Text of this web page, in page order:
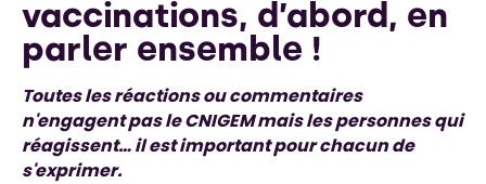
vaccinations, d’abord, en
parler ensemble !
Toutes les réactions ou commentaires
n'engagent pas le CNIGEM mais les personnes qui
réagissent… il est important pour chacun de
s'exprimer.